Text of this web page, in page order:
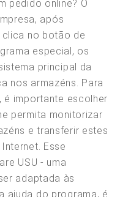
pedido online? O
após
no botão de
especial, os
principal da
nos armazéns. Para
importante escolher
permita monitorizar
e transferir estes
Esse
USU - uma
adaptada às
ajuda do programa, é